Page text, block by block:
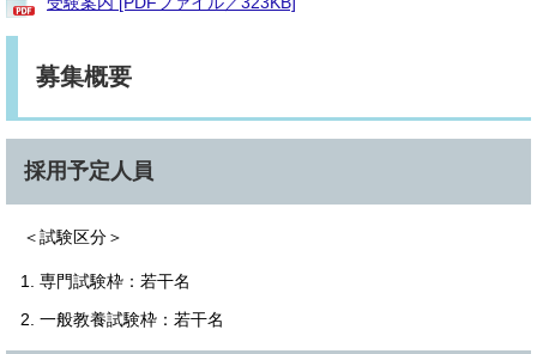
募集概要
採用予定人員
＜試験区分＞
専門試験枠：若干名
一般教養試験枠：若干名